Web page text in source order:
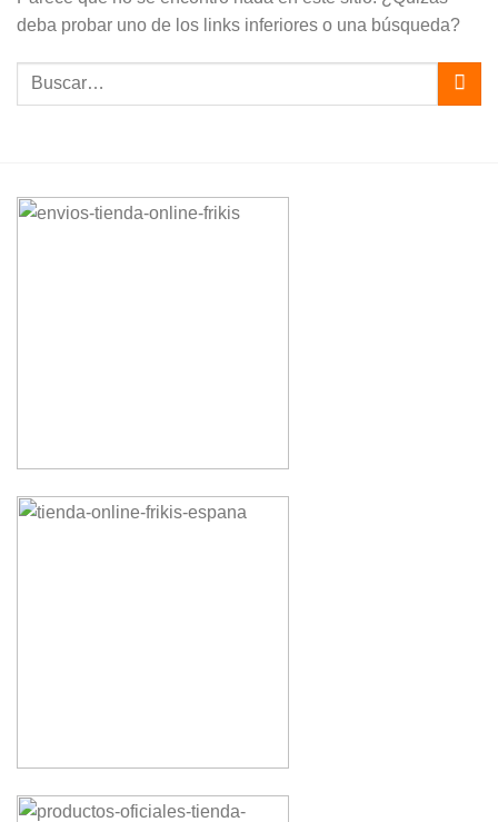
deba probar uno de los links inferiores o una búsqueda?